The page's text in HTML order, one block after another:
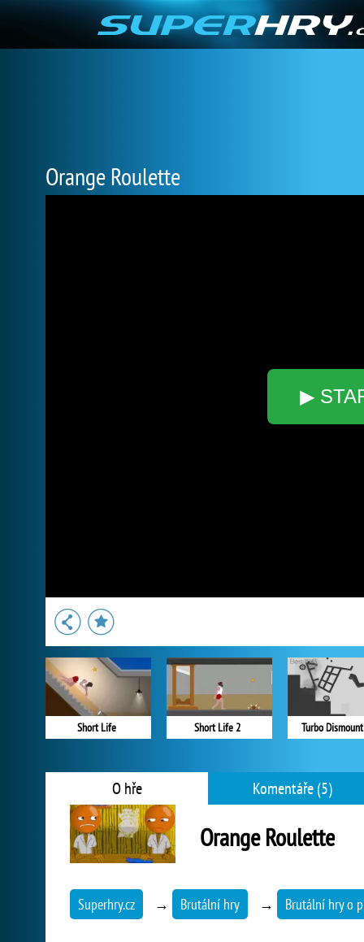
Orange Roulette
▶
Short Life Short Life 2 Turbo
O hře Komentáře (5)
Orange Roulette
Superhry.cz → Brutální hry → Brutální hry o